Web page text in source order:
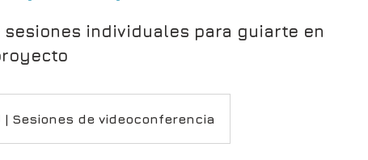
sesiones individuales para guiarte en
| Sesiones de videoconferencia